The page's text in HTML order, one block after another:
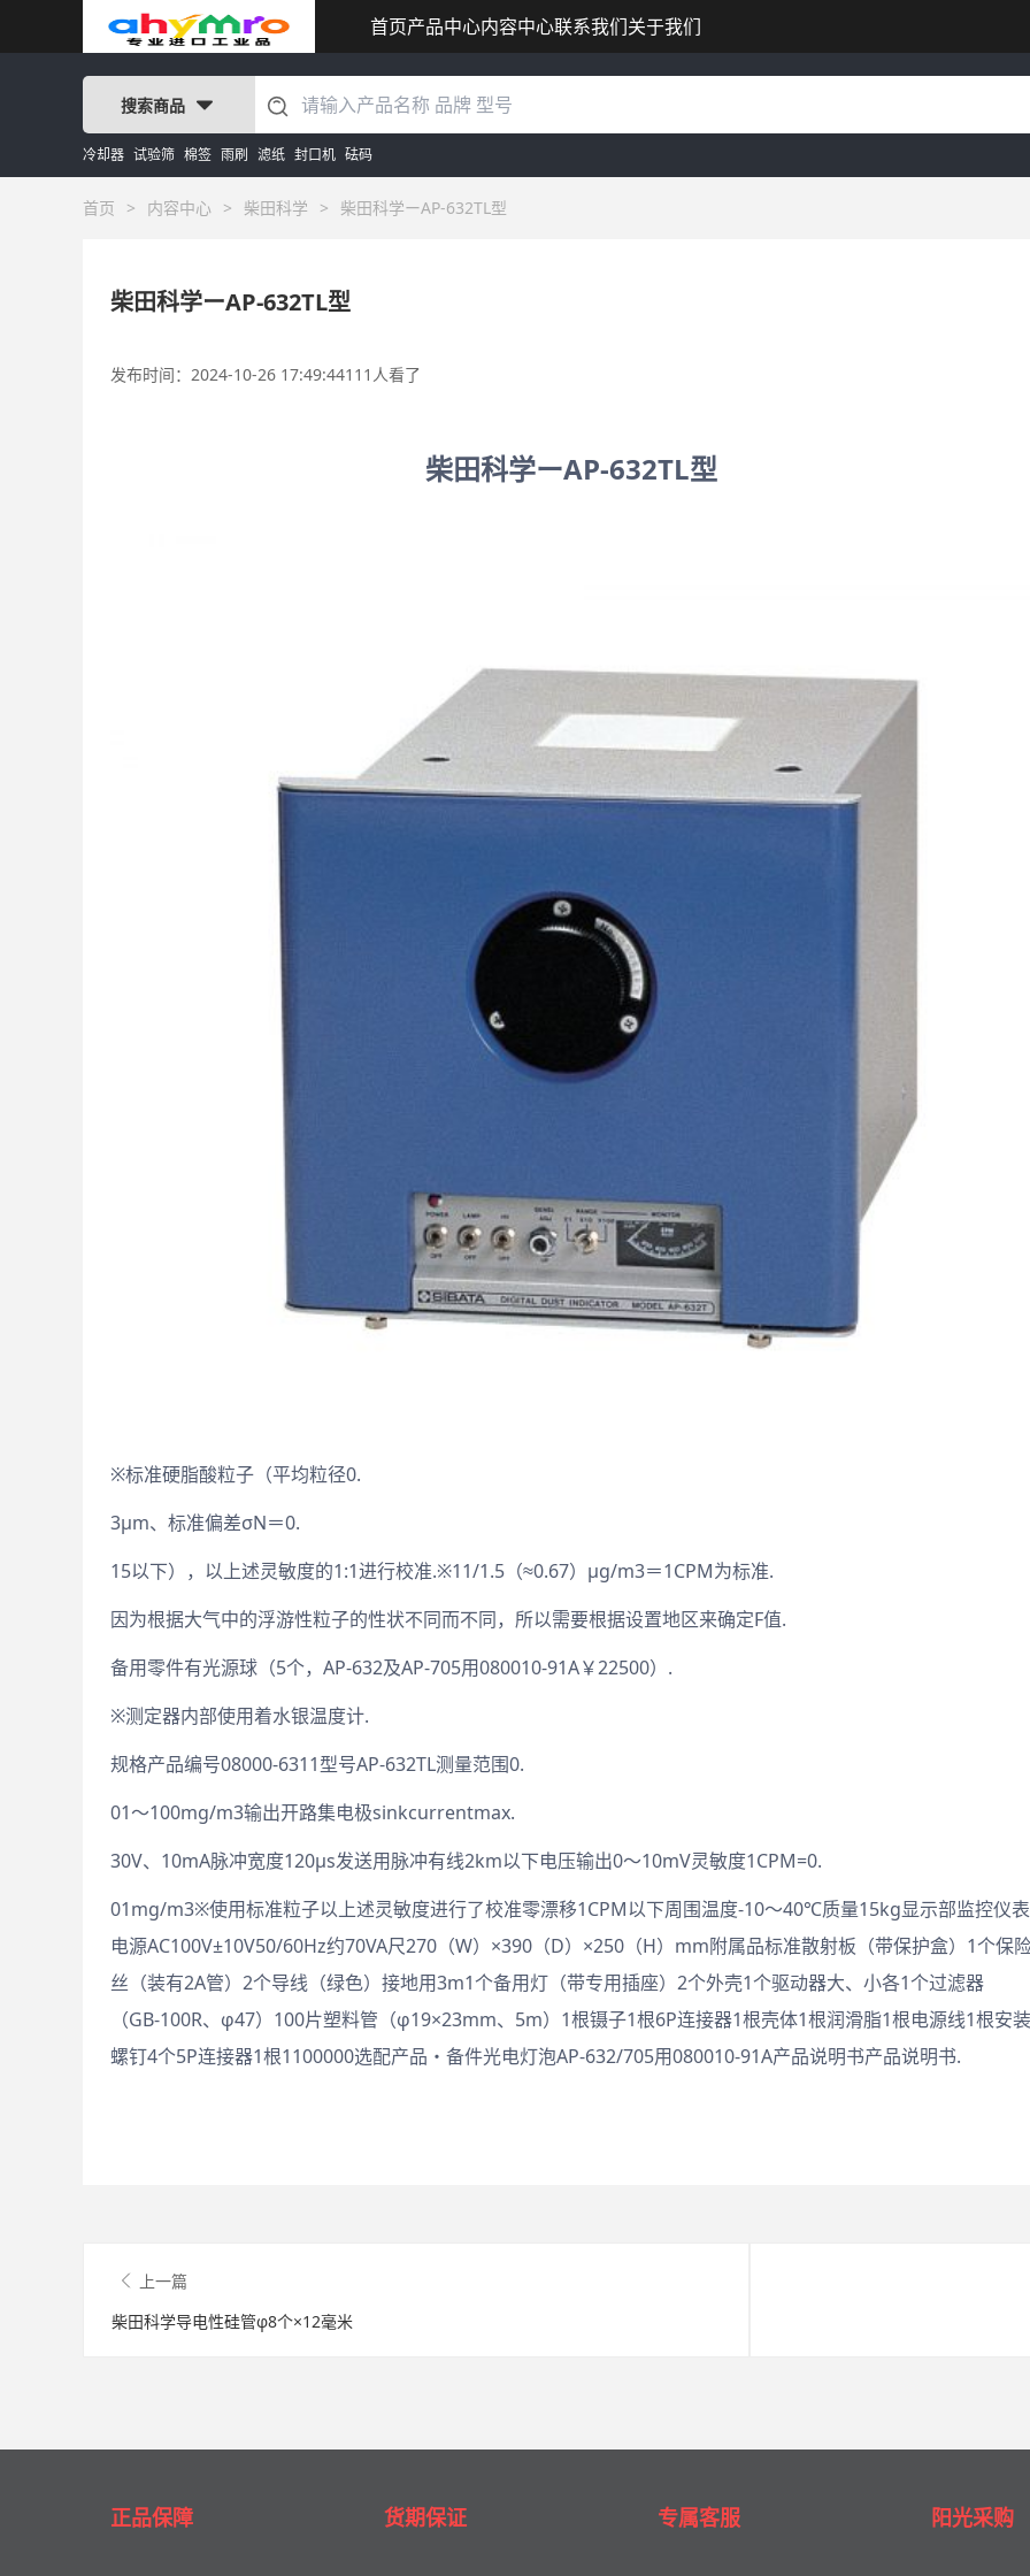
首页产品中心内容中心联系我们关于我们
搜索商品
冷却器 试验筛 棉签 雨刷 滤纸 封口机 砝码
首页 > 内容中心 > 柴田科学 > 柴田科学ーAP-632TL型
柴田科学ーAP-632TL型
发布时间：2024-10-26 17:49:44111人看了
柴田科学ーAP-632TL型
※标准硬脂酸粒子（平均粒径0.
3μm、标准偏差σN＝0.
15以下），以上述灵敏度的1:1进行校准.※11/1.5（≈0.67）μg/m3＝1CPM为标准.
因为根据大气中的浮游性粒子的性状不同而不同，所以需要根据设置地区来确定F值.
备用零件有光源球（5个，AP-632及AP-705用080010-91A￥22500）.
※测定器内部使用着水银温度计.
规格产品编号08000-6311型号AP-632TL测量范围0.
01～100mg/m3输出开路集电极sinkcurrentmax.
30V、10mA脉冲宽度120μs发送用脉冲有线2km以下电压输出0～10mV灵敏度1CPM=0.
01mg/m3※使用标准粒子以上述灵敏度进行了校准零漂移1CPM以下周围温度-10～40℃质量15kg显示部监控仪表
电源AC100V±10V50/60Hz约70VA尺270（W）×390（D）×250（H）mm附属品标准散射板（带保护盒）1个保
丝（装有2A管）2个导线（绿色）接地用3m1个备用灯（带专用插座）2个外壳1个驱动器大、小各1个过滤器
（GB-100R、φ47）100片塑料管（φ19×23mm、5m）1根镊子1根6P连接器1根壳体1根润滑脂1根电源线1根安装
螺钉4个5P连接器1根1100000选配产品・备件光电灯泡AP-632/705用080010-91A产品说明书产品说明书.
上一篇
柴田科学导电性硅管φ8个×12毫米
正品保障 货期保证 专属客服 阳光采购